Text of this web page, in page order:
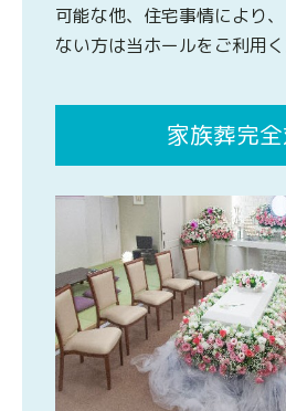
可能な他、住宅事情により
ない方は当ホールをご利用く
家族葬完